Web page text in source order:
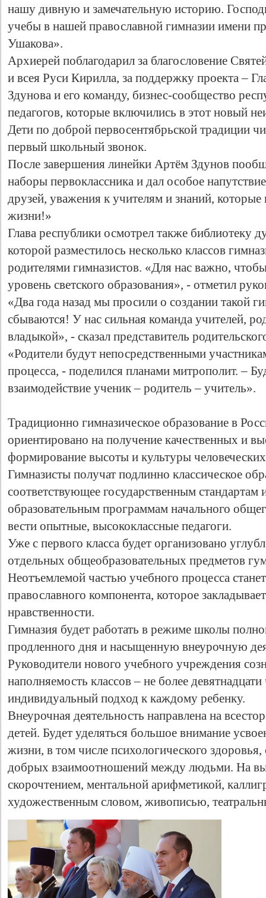
нашу дивную и замечательную историю.
учебы в нашей православной гимназии имени
Ушакова».
Архиерей поблагодарил за благословение
и всея Руси Кирилла, за поддержку проекта –
Здунова и его команду, бизнес-сообщество
педагогов, которые включились в этот новый
Дети по доброй первосентябрьской традиции
первый школьный звонок.
После завершения линейки Артём Здунов
наборы первоклассника и дал особое
друзей, уважения к учителям и знаний, которые
жизни!»
Глава республики осмотрел также библиотеку
которой разместилось несколько классов
родителями гимназистов. «Для нас важно,
уровень светского образования», - отметил
«Два года назад мы просили о создании такой
сбываются! У нас сильная команда учителей,
владыкой», - сказал представитель
«Родители будут непосредственными
процесса, - поделился планами митрополит. –
взаимодействие ученик – родитель – учитель».
Традиционно гимназическое образование в
ориентировано на получение качественных и
формирование высоты и культуры
Гимназисты получат подлинно классическое
соответствующее государственным
образовательным программам начального
вести опытные, высококлассные педагоги.
Уже с первого класса будет организовано
отдельных общеобразовательных предметов
Неотъемлемой частью учебного процесса
православного компонента, которое
нравственности.
Гимназия будет работать в режиме школы
продленного дня и насыщенную внеурочную
Руководители нового учебного учреждения
наполняемость классов – не более
индивидуальный подход к каждому ребенку.
Внеурочная деятельность направлена на
детей. Будет уделяться большое внимание
жизни, в том числе психологического
добрых взаимоотношений между людьми. На
скорочтением, ментальной арифметикой,
художественным словом, живописью,
Свидетельство